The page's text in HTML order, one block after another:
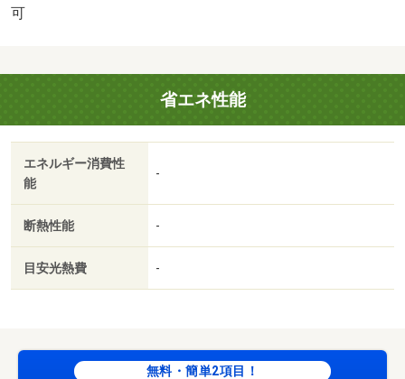
０円～・維持費等：シャーメゾンライフＳＵＰＰＯＲＴ２
歩１分）☆駐車場世帯２台付 ☆屋根付駐輪場有☆【周辺
施設】常盤小学校・幼稚園まで６４０ｍ（徒歩８分）／ミ
ニストップまで２…・駐輪場：有・仲介手数料：１．１ヶ
月/室内清掃費用 88440円
可
省エネ性能
エネルギー消費性
能
-
断熱性能 -
目安光熱費 -
無料・簡単2項目！